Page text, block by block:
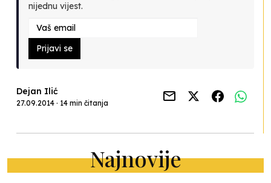
nijednu vijest.
Prijavi se
Dejan Ilić
27.09.2014 · 14 min čitanja
Najnovije